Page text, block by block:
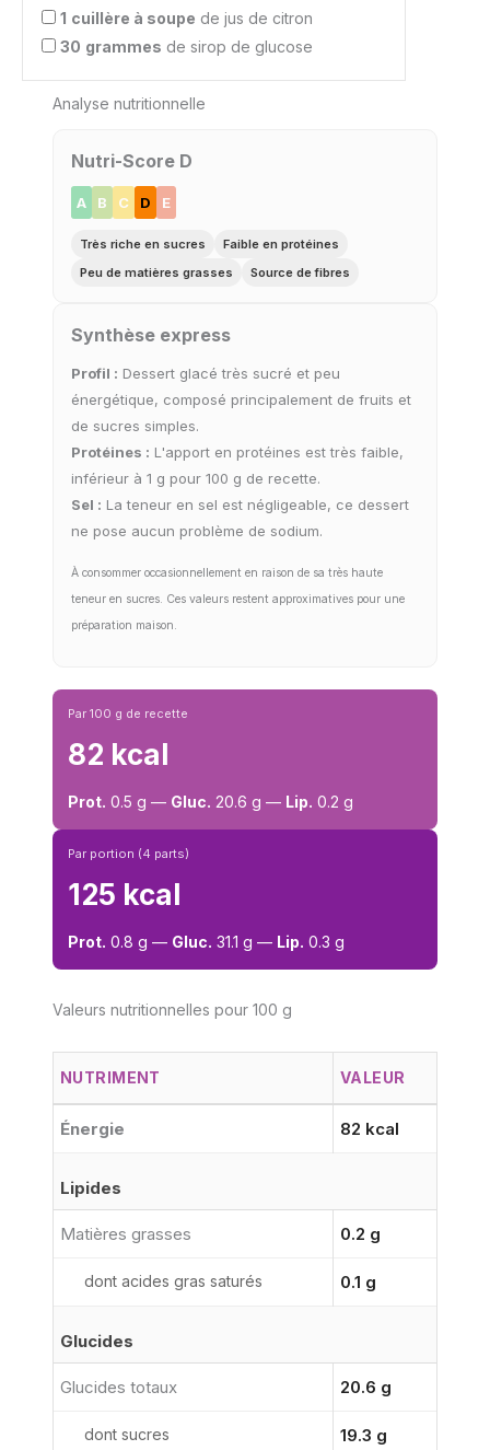
1 cuillère à soupe de jus de citron
30 grammes de sirop de glucose
Analyse nutritionnelle
Nutri-Score D
A B C D E
Très riche en sucres
Faible en protéines
Peu de matières grasses
Source de fibres
Synthèse express
Profil : Dessert glacé très sucré et peu
énergétique, composé principalement de fruits et
de sucres simples.
Protéines : L'apport en protéines est très faible,
inférieur à 1 g pour 100 g de recette.
Sel : La teneur en sel est négligeable, ce dessert
ne pose aucun problème de sodium.
À consommer occasionnellement en raison de sa très haute
teneur en sucres. Ces valeurs restent approximatives pour une
préparation maison.
Par 100 g de recette
82 kcal
Prot. 0.5 g — Gluc. 20.6 g — Lip. 0.2 g
Par portion (4 parts)
125 kcal
Prot. 0.8 g — Gluc. 31.1 g — Lip. 0.3 g
Valeurs nutritionnelles pour 100 g
NUTRIMENT VALEUR
Énergie 82 kcal
Lipides
Matières grasses 0.2 g
dont acides gras saturés 0.1 g
Glucides
Glucides totaux 20.6 g
dont sucres 19.3 g